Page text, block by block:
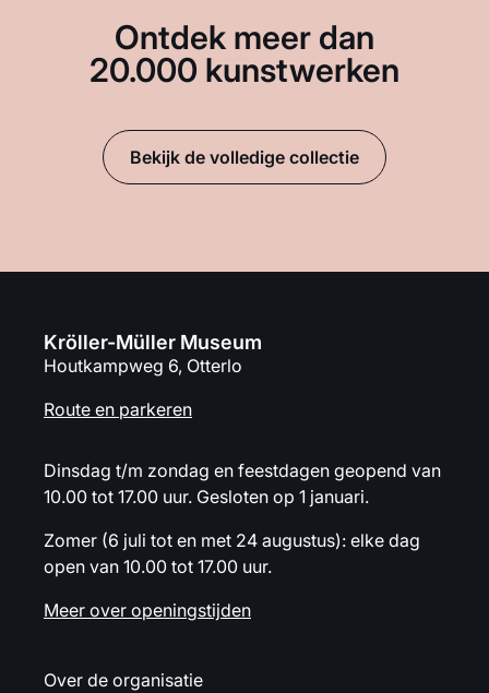
Ontdek meer dan
20.000 kunstwerken
Bekijk de volledige collectie
Kröller-Müller Museum
Houtkampweg 6, Otterlo
Route en parkeren
Dinsdag t/m zondag en feestdagen geopend van
10.00 tot 17.00 uur. Gesloten op 1 januari.
Zomer (6 juli tot en met 24 augustus): elke dag
open van 10.00 tot 17.00 uur.
Meer over openingstijden
Over de organisatie